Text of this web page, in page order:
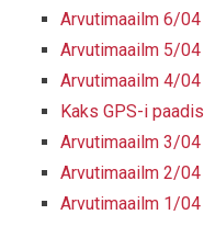
Arvutimaailm 6/04
Arvutimaailm 5/04
Arvutimaailm 4/04
Kaks GPS-i
Arvutimaailm 3/04
Arvutimaailm 2/04
Arvutimaailm 1/04